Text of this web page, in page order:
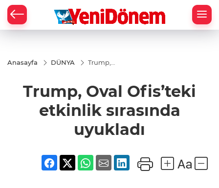
Anasayfa DÜNYA
Trump,
etkinlik
sırasında
Trump, Oval Ofis’teki
etkinlik sırasında
uyukladı